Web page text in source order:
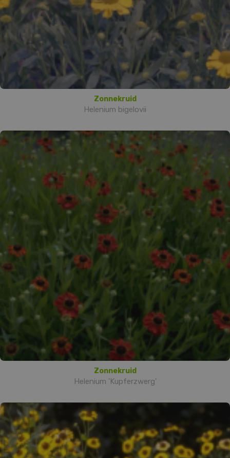
Zonnekruid
Helenium bigelovii
Zonnekruid
Helenium 'Kupferzwerg'